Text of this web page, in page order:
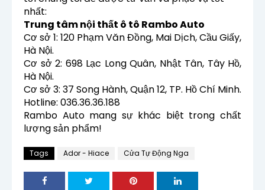
nhất:
Trung tâm nội thất ô tô Rambo Auto
Cơ sở 1: 120 Phạm Văn Đồng, Mai Dịch, Cầu Giấy,
Hà Nội.
Cơ sở 2: 698 Lạc Long Quân, Nhật Tân, Tây Hồ,
Hà Nội.
Cơ sở 3: 37 Song Hành, Quận 12, TP. Hồ Chí Minh.
Hotline: 036.36.36.188
Rambo Auto mang sự khác biệt trong chất
lượng sản phẩm!
Tags Ador - Hiace Cửa Tự Động Nga